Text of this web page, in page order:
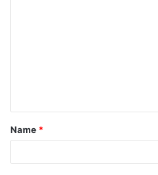
t
*
Name *